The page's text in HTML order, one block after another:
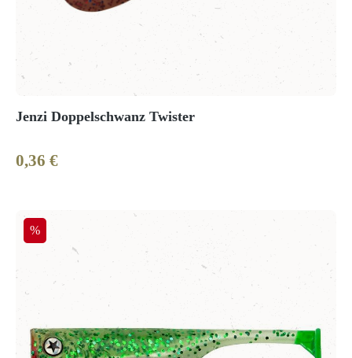
Jenzi Doppelschwanz Twister
Regulärer Preis:
0,36 €
Rabatt
%